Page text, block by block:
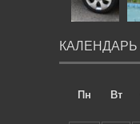
КАЛЕНДАРЬ
Пн
Вт